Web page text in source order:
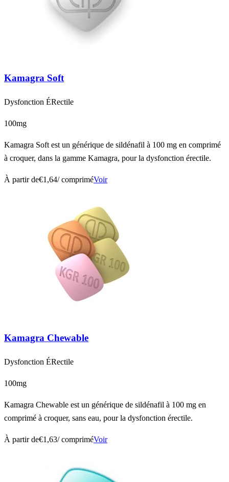
Kamagra Soft
Dysfonction ÉRectile
100mg
Kamagra Soft est un générique de sildénafil à 100 mg en comprimé
à croquer, dans la gamme Kamagra, pour la dysfonction érectile.
À partir de€1,64/ compriméVoir
Kamagra Chewable
Dysfonction ÉRectile
100mg
Kamagra Chewable est un générique de sildénafil à 100 mg en
comprimé à croquer, sans eau, pour la dysfonction érectile.
À partir de€1,63/ compriméVoir